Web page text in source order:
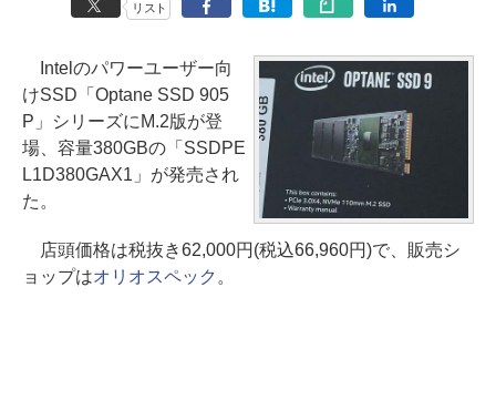
リスト
Intelのパワーユーザー向
けSSD「Optane SSD 905
P」シリーズにM.2版が登
場、容量380GBの「SSDPE
L1D380GAX1」が発売され
た。
店頭価格は税抜き62,000円(税込66,960円)で、販売シ
ョップはオリオスペック 。